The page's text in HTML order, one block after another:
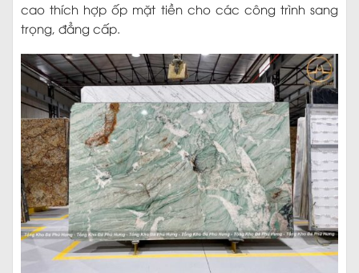
cao thích hợp ốp mặt tiền cho các công trình sang
trọng, đẳng cấp.